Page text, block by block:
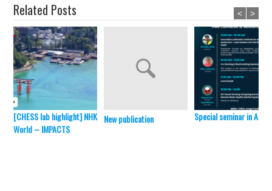
Related Posts
[CHESS lab highlight] NHK
World – IMPACTS
New publication Special seminar in April
< >